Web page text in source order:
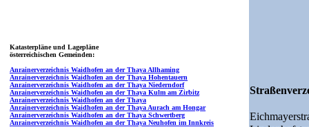
Katasterpläne und Lagepläne
österreichischen Gemeinden:
Anrainerverzeichnis Waidhofen an der Thaya Allhaming
Anrainerverzeichnis Waidhofen an der Thaya Hohentauern
Anrainerverzeichnis Waidhofen an der Thaya Niederndorf
Anrainerverzeichnis Waidhofen an der Thaya Kulm am Zirbitz
Anrainerverzeichnis Waidhofen an der Thaya
Anrainerverzeichnis Waidhofen an der Thaya Aurach am Hongar
Anrainerverzeichnis Waidhofen an der Thaya Schwertberg
Anrainerverzeichnis Waidhofen an der Thaya Neuhofen im Innkreis